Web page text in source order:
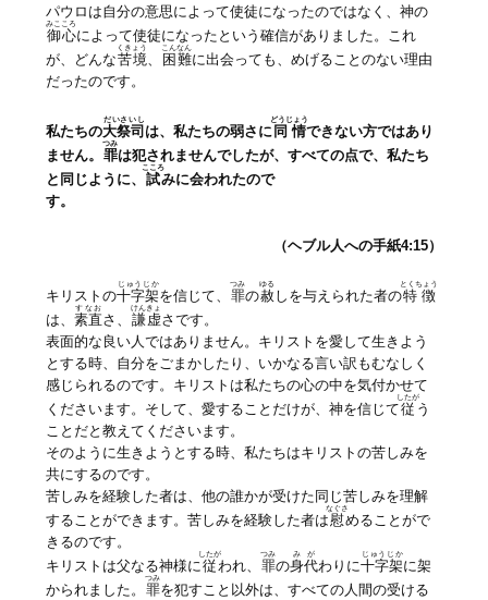
パウロは自分の意思によって使徒になったのではなく、神の
御心
みこころ
によって使徒になったという確信がありました。これ
が、どんな苦境
くきょう
、 困難
こんなん
に出会っても、めげることのない理由
だったのです。
私たちの大祭司
だいさいし
は、私たちの弱さに 同情
どうじょう
できない方ではあり
ません。 罪
つみ
は犯されませんでしたが、すべての点で、私たち
と同じように、 試
こころ
みに会われたので
す。
（ヘブル人への手紙4:15）
キリストの十字架
じゅうじか
を信じて、 罪
つみ
の赦
ゆる
しを与えられた者の特徴
とくちょう
は、素直
すなお
さ、 謙虚
けんきょ
さです。
表面的な良い人ではありません。キリストを愛して生きよう
とする時、自分をごまかしたり、いかなる言い訳もむなしく
感じられるのです。キリストは私たちの心の中を気付かせて
くださいます。そして、愛することだけが、神を信じて従
したが
う
ことだと教えてくださいます。
そのように生きようとする時、私たちはキリストの苦しみを
共にするのです。
苦しみを経験した者は、他の誰かが受けた同じ苦しみを理解
することができます。苦しみを経験した者は慰
なぐさ
めることがで
きるのです。
キリストは父なる神様に従
したが
われ、 罪
つみ
の身代
みが
わりに十字架
じゅうじか
に架
かられました。 罪
つみ
を犯すこと以外は、すべての人間の受ける